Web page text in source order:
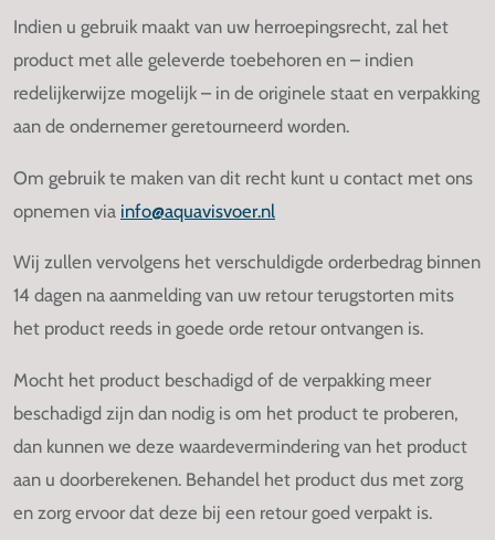
Indien u gebruik maakt van uw herroepingsrecht, zal het
product met alle geleverde toebehoren en – indien
redelijkerwijze mogelijk – in de originele staat en verpakking
aan de ondernemer geretourneerd worden.
Om gebruik te maken van dit recht kunt u contact met ons
opnemen via info@aquavisvoer.nl
Wij zullen vervolgens het verschuldigde orderbedrag binnen
14 dagen na aanmelding van uw retour terugstorten mits
het product reeds in goede orde retour ontvangen is.
Mocht het product beschadigd of de verpakking meer
beschadigd zijn dan nodig is om het product te proberen,
dan kunnen we deze waardevermindering van het product
aan u doorberekenen. Behandel het product dus met zorg
en zorg ervoor dat deze bij een retour goed verpakt is.